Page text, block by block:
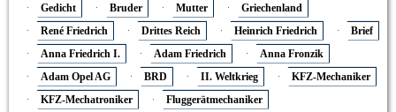
Gedicht Bruder Mutter
Griechenland
René Friedrich
Drittes Reich Heinrich Friedrich
Brief
Anna Friedrich I.
Adam Friedrich
Anna Fronzik
Adam Opel AG
BRD II. Weltkrieg
KFZ-Mechaniker
KFZ-Mechatroniker
Fluggerätmechaniker